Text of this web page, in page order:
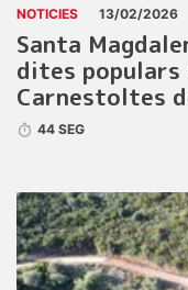
NOTICIES 13/02/2026
Santa
dites populars
Carnestoltes
44 SEG